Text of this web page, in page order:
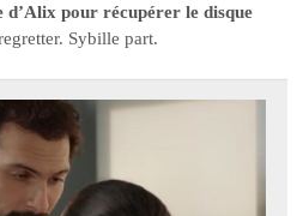
d’Alix pour récupérer le disque
Sybille part.